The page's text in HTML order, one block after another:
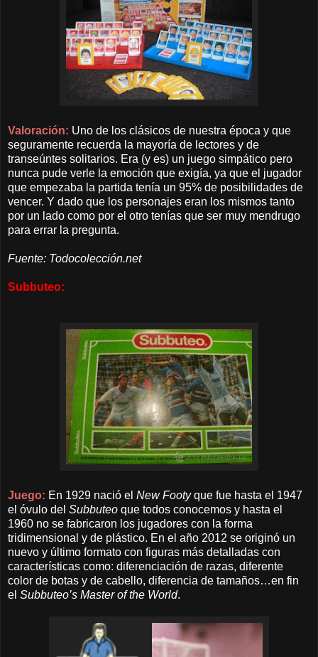
Valoración: Uno de los clásicos de nuestra época y que
seguramente recuerda la mayoría de lectores y de
transeúntes solitarios. Era (y es) un juego simpático pero
nunca pude verle la emoción que exigía, ya que el jugador
que empezaba la partida tenía un 95% de posibilidades de
vencer. Y dado que los personajes eran los mismos tanto
por un lado como por el otro tenías que ser muy mendrugo
para errar la pregunta.
Fuente: Todocolección.net
Subbuteo:
Juego: En 1929 nació el New Footyque fue hasta el 1947
el óvulo del Subbuteo que todos conocemos y hasta el
1960 no se fabricaron los jugadores con la forma
tridimensional y de plástico. En el año 2012 se originó un
nuevo y último formato con figuras más detalladas con
características como: diferenciación de razas, diferente
color de botas y de cabello, diferencia de tamaños…en fin
el Subbuteo’s Master of the World.